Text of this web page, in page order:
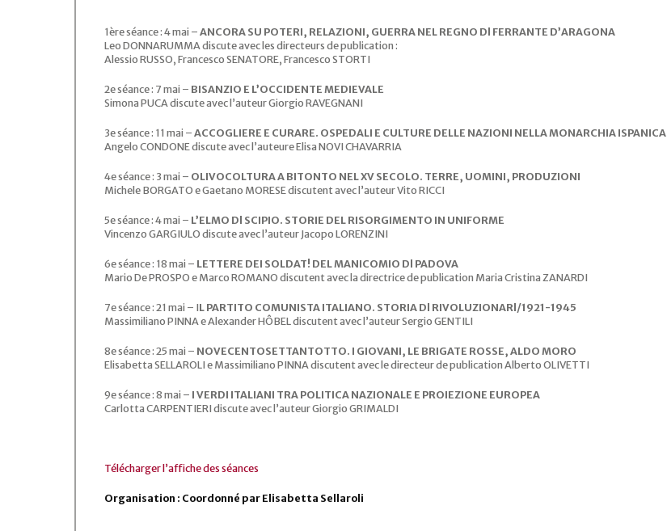
1ère séance : 4 mai – ANCORA SU POTERI, RELAZIONI, GUERRA NEL REGNO Dl FERRANTE D’ARAGONA
Leo DONNARUMMA discute avec les directeurs de publication :
Alessio RUSSO, Francesco SENATORE, Francesco STORTI
2e séance : 7 mai – BISANZIO E L’OCCIDENTE MEDIEVALE
Simona PUCA discute avec l’auteur Giorgio RAVEGNANI
3e séance : 11 mai – ACCOGLIERE E CURARE. OSPEDALI E CULTURE DELLE NAZIONI NELLA MONARCHIA ISPANICA
Angelo CONDONE discute avec l’auteure Elisa NOVI CHAVARRIA
4e séance : 3 mai – OLIVOCOLTURA A BITONTO NEL XV SECOLO. TERRE, UOMINI, PRODUZIONI
Michele BORGATO e Gaetano MORESE discutent avec l’auteur Vito RICCI
5e séance : 4 mai – L’ELMO Dl SCIPIO. STORIE DEL RISORGIMENTO IN UNIFORME
Vincenzo GARGIULO discute avec l’auteur Jacopo LORENZINI
6e séance : 18 mai – LETTERE DEI SOLDAT! DEL MANICOMIO Dl PADOVA
Mario De PROSPO e Marco ROMANO discutent avec la directrice de publication Maria Cristina ZANARDI
7e séance : 21 mai – IL PARTITO COMUNISTA ITALIANO. STORIA Dl RIVOLUZIONARl/1921-1945
Massimiliano PINNA e Alexander HÔBEL discutent avec l’auteur Sergio GENTILI
8e séance : 25 mai – NOVECENTOSETTANTOTTO. I GIOVANI, LE BRIGATE ROSSE, ALDO MORO
Elisabetta SELLAROLI e Massimiliano PINNA discutent avec le directeur de publication Alberto OLIVETTI
9e séance : 8 mai – I VERDI ITALIANI TRA POLITICA NAZIONALE E PROIEZIONE EUROPEA
Carlotta CARPENTIERI discute avec l’auteur Giorgio GRIMALDI
Télécharger l’affiche des séances
Organisation : Coordonné par Elisabetta Sellaroli